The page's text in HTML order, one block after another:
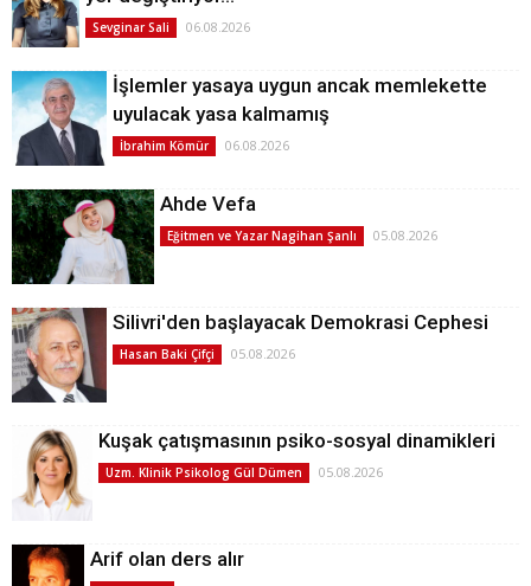
Sevginar Sali 06.08.2026
İşlemler yasaya uygun ancak memlekette
uyulacak yasa kalmamış
İbrahim Kömür 06.08.2026
Ahde Vefa
Eğitmen ve Yazar Nagihan Şanlı 05.08.2026
Silivri'den başlayacak Demokrasi Cephesi
Hasan Baki Çifçi 05.08.2026
Kuşak çatışmasının psiko-sosyal dinamikleri
Uzm. Klinik Psikolog Gül Dümen 05.08.2026
Arif olan ders alır